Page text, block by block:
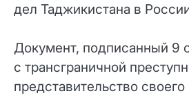
дел Таджикистана в
Документ, подписанный 9
с трансграничной
представительство